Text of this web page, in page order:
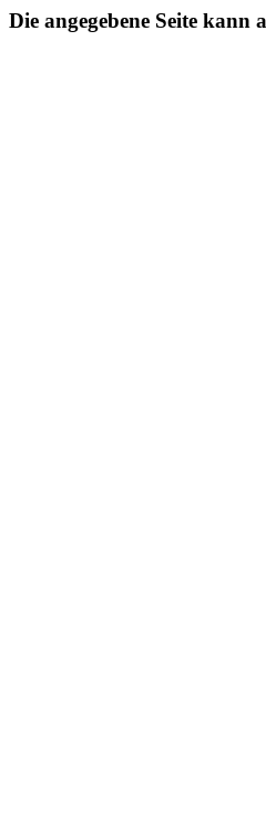
Die angegebene Seite kann